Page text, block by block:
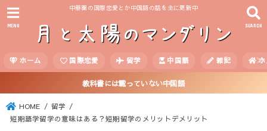
中華圏の国際恋愛とか中国語の話を主に更新中
SEARCH
MENU
ホーム 国際恋愛 留学 中国語 雑記 ホ
教科書には載っていない中国語
HOME
留学
短期語学留学の意味はある？短期留学のメリットデメリット